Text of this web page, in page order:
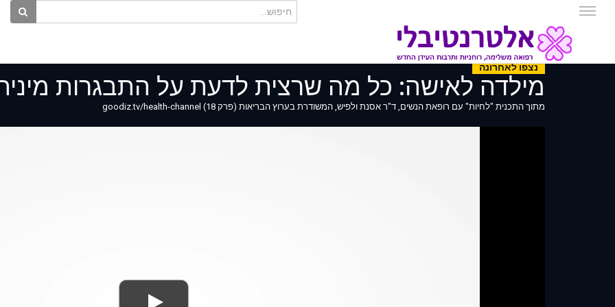
נצפו לאחרונה
מילדה לאישה: כל מה שרצית לדעת על התבגרות
מתוך התכנית "לחיות" עם רופאת הנשים, ד"ר אסנת ולפיש, המשודרת בערוץ הבריאות (פרק 18) goodiz.tv/health-channel